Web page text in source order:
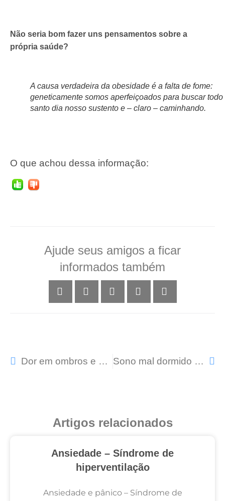
Não seria bom fazer uns pensamentos sobre a
própria saúde?
A causa verdadeira da obesidade é a falta de fome:
geneticamente somos aperfeiçoados para buscar todo
santo dia nosso sustento e – claro – caminhando.
O que achou dessa informação:
Ajude seus amigos a ficar
informados também
Dor em ombros e braços? – Síndrome cervicobraquial Sono mal dormido – como poder dormir melhor?
Artigos relacionados
Ansiedade – Síndrome de
hiperventilação
Ansiedade e pânico – Síndrome de